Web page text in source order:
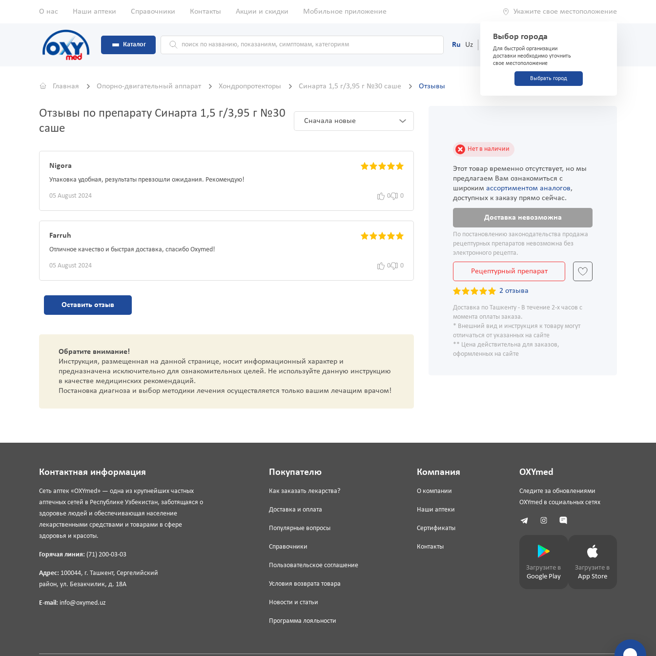
О нас Наши аптеки Справочники Контакты Акции и скидки Мобильное приложение Укажите свое местоположение
Выбор города
Для быстрой организации
доставки необходимо уточнить
свое местоположение
Выбрать город
Каталог Ru Uz (71) 200-03-03
Главная Опорно-двигательный аппарат Хондропротекторы Синарта 1,5 г/3,95 г №30 саше Отзывы
Отзывы по препарату Синарта 1,5 г/3,95 г №30
саше
Сначала новые
Nigora
Упаковка удобная, результаты превзошли ожидания. Рекомендую!
05 August 2024 0 0
Farruh
Отличное качество и быстрая доставка, спасибо Oxymed!
05 August 2024 0 0
Оставить отзыв
Обратите внимание!
Инструкция, размещенная на данной странице, носит информационный характер и
предназначена исключительно для ознакомительных целей. Не используйте данную инструкцию
в качестве медицинских рекомендаций.
Постановка диагноза и выбор методики лечения осуществляется только вашим лечащим врачом!
Нет в наличии
Этот товар временно отсутствует, но мы
предлагаем Вам ознакомиться с
широким ассортиментом аналогов,
доступных к заказу прямо сейчас.
Доставка невозможна
По постановлению законодательства продажа
рецептурных препаратов невозможна без
электронного рецепта.
Рецептурный препарат
2 отзыва
Доставка по Ташкенту - В течение 2-х часов с
момента оплаты заказа.
* Внешний вид и инструкция к товару могут
отличаться от указанных на сайте
** Цена действительна для заказов,
оформленных на сайте
Контактная информация
Сеть аптек «OXYmed» — одна из крупнейших частных
аптечных сетей в Республике Узбекистан, заботящаяся о
здоровье людей и обеспечивающая население
лекарственными средствами и товарами в сфере
здоровья и красоты.
Горячая линия: (71) 200-03-03
Адрес: 100044, г. Ташкент, Сергелийский
район, ул. Безакчилик, д. 18А
E-mail: info@oxymed.uz
Покупателю
Как заказать лекарства?
Доставка и оплата
Популярные вопросы
Справочники
Пользовательское соглашение
Условия возврата товара
Новости и статьи
Программа лояльности
Компания
О компании
Наши аптеки
Сертификаты
Контакты
OXYmed
Следите за обновлениями
OXYmed в социальных сетях
Загрузите в
Google Play
Загрузите в
App Store